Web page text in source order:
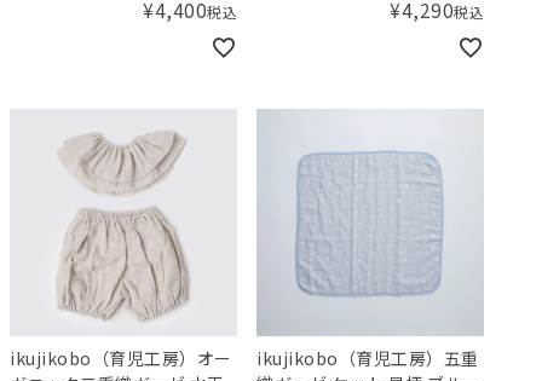
¥4,400税込 ¥4,290税込
ikujikobo（育児工房）オー
ikujikobo（育児工房）五重